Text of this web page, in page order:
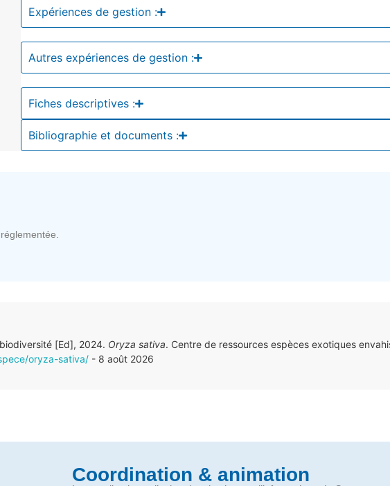
Expériences de gestion :
Autres expériences de gestion :
Fiches descriptives :
Bibliographie et documents :
[Ed], 2024. Oryza sativa. Centre de ressources espèces exotiques
oryza-sativa/ - 8 août 2026
Coordination & animation